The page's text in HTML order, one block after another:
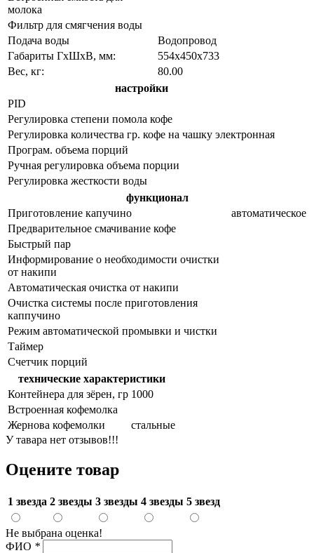
молока
Фильтр для смягчения воды
Подача воды
Водопровод
Габариты ГхШхВ, мм:
554х450х733
Вес, кг:
80.00
настройки
PID
Регулировка степени помола кофе
Регулировка количества гр. кофе на чашку электронная
Програм. объема порций
Ручная регулировка объема порции
Регулировка жесткости воды
функционал
Приготовление капучино
автоматическое
Предварительное смачивание кофе
Быстрый пар
Информирование о необходимости очистки
от накипи
Автоматическая очистка от накипи
Очистка системы после приготовления
каппучино
Режим автоматической промывки и чистки
Таймер
Счетчик порций
технические характеристики
Контейнера для зёрен, гр 1000
Встроенная кофемолка
Жернова кофемолки
стальные
У тавара нет отзывов!!!
Оцените товар
1 звезда 2 звезды 3 звезды 4 звезды 5 звезд
Не выбрана оценка!
ФИО *